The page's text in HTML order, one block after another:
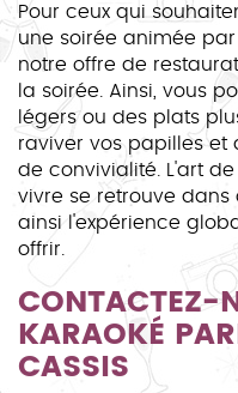
Pour ceux qui
une soirée animée par
notre offre de
la soirée. Ainsi, vous
légers ou des plats
raviver vos papilles
de convivialité. L'art
vivre se retrouve dans
ainsi l'expérience
offrir.
CONTACTEZ-
KARAOKÉ
CASSIS